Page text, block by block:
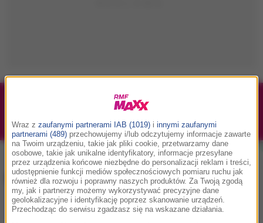
Podwójne bilety na Silesia Memoriał Kamili
Muzyka w RMF MAXX
Playlista Hity Nowości muzyczne
Wraz z zaufanymi partnerami IAB (1019) i innymi zaufanymi
partnerami (489) przechowujemy i/lub odczytujemy informacje zawarte
na Twoim urządzeniu, takie jak pliki cookie, przetwarzamy dane
osobowe, takie jak unikalne identyfikatory, informacje przesyłane
przez urządzenia końcowe niezbędne do personalizacji reklam i treści,
udostępnienie funkcji mediów społecznościowych pomiaru ruchu jak
również dla rozwoju i poprawny naszych produktów. Za Twoją zgodą
my, jak i partnerzy możemy wykorzystywać precyzyjne dane
geolokalizacyjne i identyfikację poprzez skanowanie urządzeń.
Przechodząc do serwisu zgadzasz się na wskazane działania.